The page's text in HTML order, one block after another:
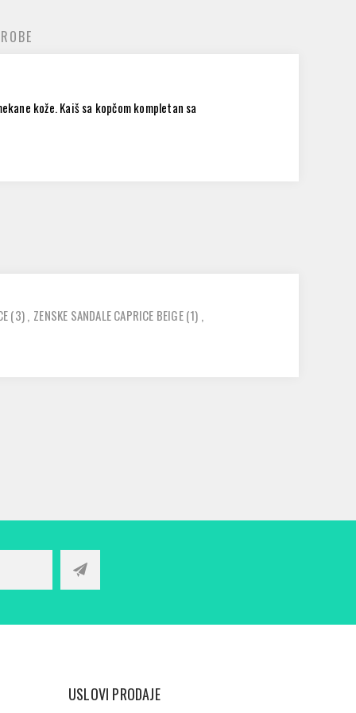
kože. Kaiš sa kopčom kompletan sa
(3), ZENSKE SANDALE CAPRICE BEIGE(1) ,
USLOVI PRODAJE